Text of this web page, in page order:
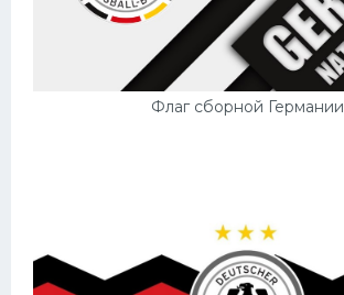
Флаг сборной Германии